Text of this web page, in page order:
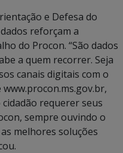
e Defesa do
reforçam a
do Procon. “São dados
a quem recorrer. Seja
canais digitais com o
requerer seus
sempre ouvindo o
melhores soluções